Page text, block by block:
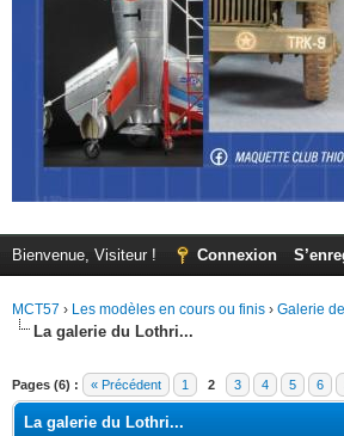
Bienvenue, Visiteur ! Connexion
MCT57 › Les modèles en cours ou finis › Galerie
La galerie du Lothri...
Pages (6) : « Précédent 1 2 3 4 5 6
La galerie du Lothri...